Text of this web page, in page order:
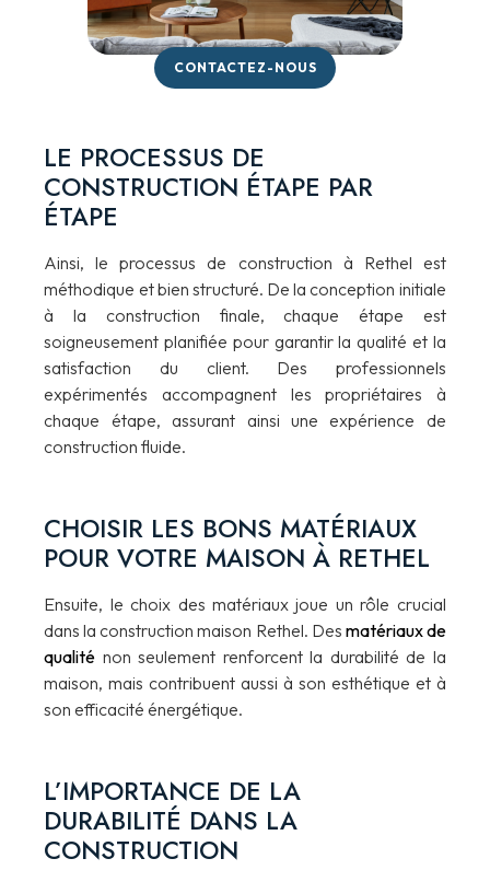
CONTACTEZ-NOUS
LE PROCESSUS DE
CONSTRUCTION ÉTAPE PAR
ÉTAPE
Ainsi, le processus de construction à Rethel est
méthodique et bien structuré. De la conception initiale
à la construction finale, chaque étape est
soigneusement planifiée pour garantir la qualité et la
satisfaction du client. Des professionnels
expérimentés accompagnent les propriétaires à
chaque étape, assurant ainsi une expérience de
construction fluide.
CHOISIR LES BONS MATÉRIAUX
POUR VOTRE MAISON À RETHEL
Ensuite, le choix des matériaux joue un rôle crucial
dans la construction maison Rethel. Des matériaux de
qualité non seulement renforcent la durabilité de la
maison, mais contribuent aussi à son esthétique et à
son efficacité énergétique.
L’IMPORTANCE DE LA
DURABILITÉ DANS LA
CONSTRUCTION